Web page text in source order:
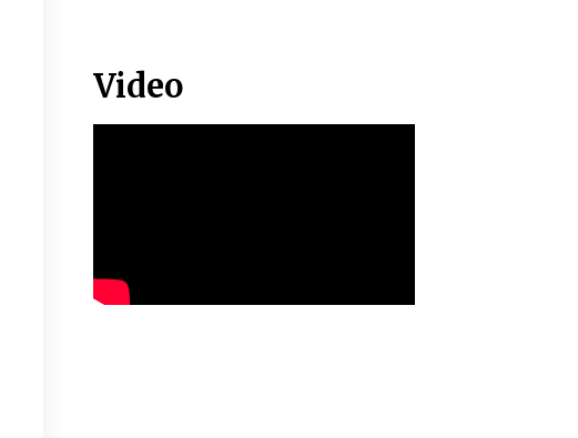
Video